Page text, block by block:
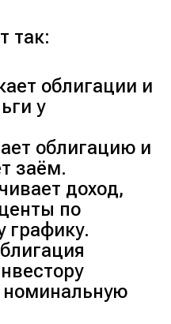
так:
облигации и
у
облигацию и
заём.
доход,
по
графику.